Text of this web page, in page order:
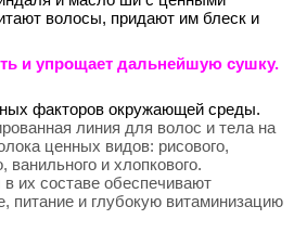
волосы, придают им блеск и
и упрощает дальнейшую сушку.
факторов окружающей среды.
линия для волос и тела на
ценных видов: рисового,
ванильного и хлопкового.
их составе обеспечивают
питание и глубокую витаминизацию